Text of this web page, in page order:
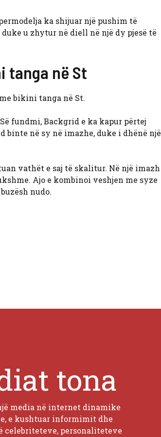
ka shijuar një pushim të
u zhytur në diell në një dy pjesë të
tanga në St
bikini tanga në St.
fundmi, Backgrid e ka kapur përtej
në sy në imazhe, duke i dhënë një
vathët e saj të skalitur. Në një imazh
Ajo e kombinoi veshjen me syze
nudo.
tona
media në internet dinamike
e kushtuar informimit dhe
personaliteteve